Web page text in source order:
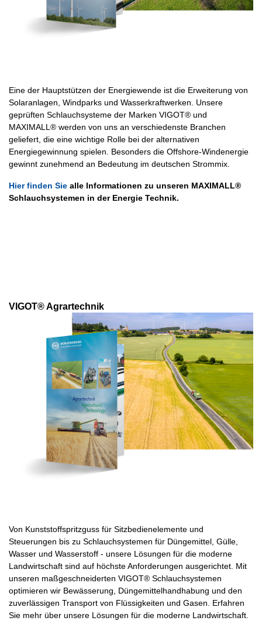
Eine der Hauptstützen der Energiewende ist die Erweiterung von
Solaranlagen, Windparks und Wasserkraftwerken. Unsere
geprüften Schlauchsysteme der Marken VIGOT® und
MAXIMALL® werden von uns an verschiedenste Branchen
geliefert, die eine wichtige Rolle bei der alternativen
Energiegewinnung spielen. Besonders die Offshore-Windenergie
gewinnt zunehmend an Bedeutung im deutschen Strommix.
Hier finden Sie alle Informationen zu unseren MAXIMALL®
Schlauchsystemen in der Energie Technik.
VIGOT® Agrartechnik
Von Kunststoffspritzguss für Sitzbedienelemente und
Steuerungen bis zu Schlauchsystemen für Düngemittel, Gülle,
Wasser und Wasserstoff - unsere Lösungen für die moderne
Landwirtschaft sind auf höchste Anforderungen ausgerichtet. Mit
unseren maßgeschneiderten VIGOT® Schlauchsystemen
optimieren wir Bewässerung, Düngemittelhandhabung und den
zuverlässigen Transport von Flüssigkeiten und Gasen. Erfahren
Sie mehr über unsere Lösungen für die moderne Landwirtschaft.